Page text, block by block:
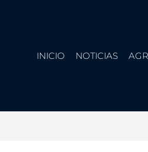
INICIO NOTICIAS